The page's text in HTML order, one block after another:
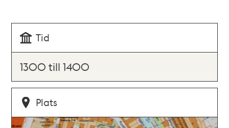
Tid
1300 till 1400
Plats